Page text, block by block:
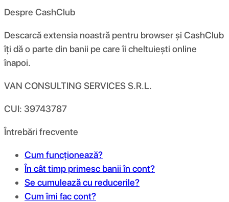
Despre CashClub
Descarcă extensia noastră pentru browser și CashClub
îți dă o parte din banii pe care îi cheltuiești online
înapoi.
VAN CONSULTING SERVICES S.R.L.
CUI: 39743787
Întrebări frecvente
Cum funcționează?
În cât timp primesc banii în cont?
Se cumulează cu reducerile?
Cum îmi fac cont?